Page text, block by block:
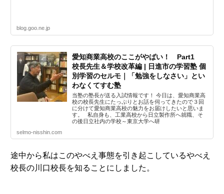
blog.goo.ne.jp
愛知商業高校のここがやばい！ Part1
校長先生＆学校改革編 | 日進市の学習塾 個
別学習のセルモ｜「勉強をしなさい」とい
わなくてすむ塾
当塾の塾長が送る入試情報です！ 今日は、愛知商業高
校の校長先生にたっぷりとお話を伺ってきたので３回
に分けて愛知商業高校の魅力をお届けしたいと思いま
す。 私自身も、工業高校から日立製作所へ就職、そ
の後日立社内の学校～東京大学へ研
selmo-nisshin.com
途中から私はこのやべえ事態を引き起こしているやべえ
校長の川口校長を知ることにしました。